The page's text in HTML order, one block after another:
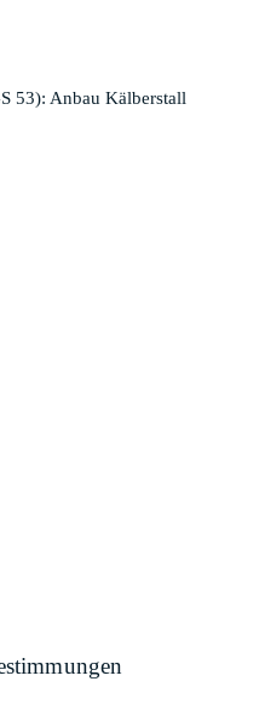
53): Anbau Kälberstall